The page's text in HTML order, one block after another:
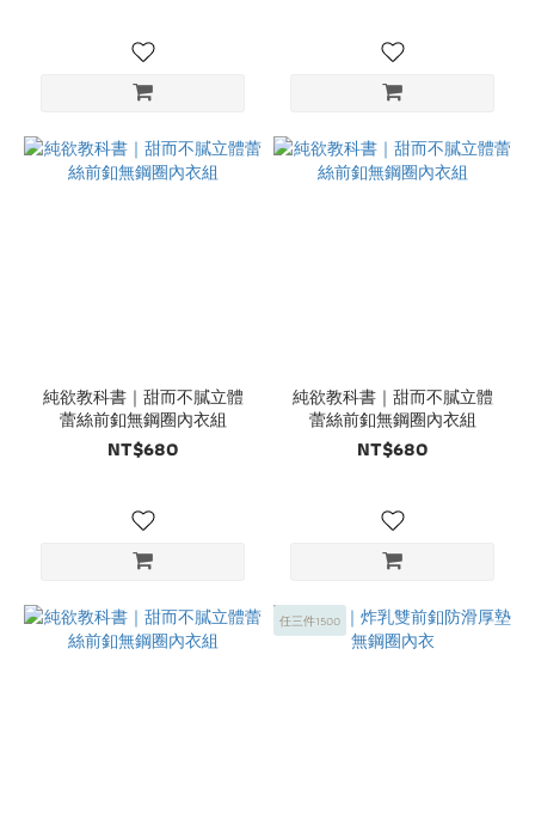
純欲教科書｜甜而不膩立體
蕾絲前釦無鋼圈內衣組
NT$680
純欲教科書｜甜而不膩立體
蕾絲前釦無鋼圈內衣組
NT$680
任三件1500